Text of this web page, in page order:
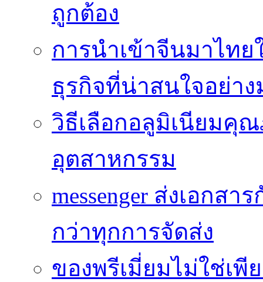
ถูกต้อง
การนำเข้าจีนมาไท
ธุรกิจที่น่าสนใจอย่าง
วิธีเลือกอลูมิเนียมคุ
อุตสาหกรรม
messenger ส่งเอกส
กว่าทุกการจัดส่ง
ของพรีเมี่ยมไม่ใช่เพี